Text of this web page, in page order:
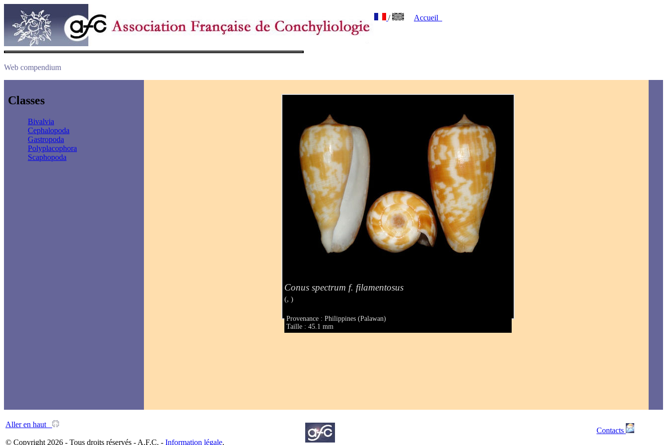
/ Accueil
Web compendium
Classes
Bivalvia
Cephalopoda
Gastropoda
Polyplacophora
Scaphopoda
Conus spectrum f. filamentosus
(, )
Provenance : Philippines (Palawan)
Taille : 45.1 mm
Aller en haut
© Copyright 2026 - Tous droits réservés - A.F.C. - Information légale.
Contacts